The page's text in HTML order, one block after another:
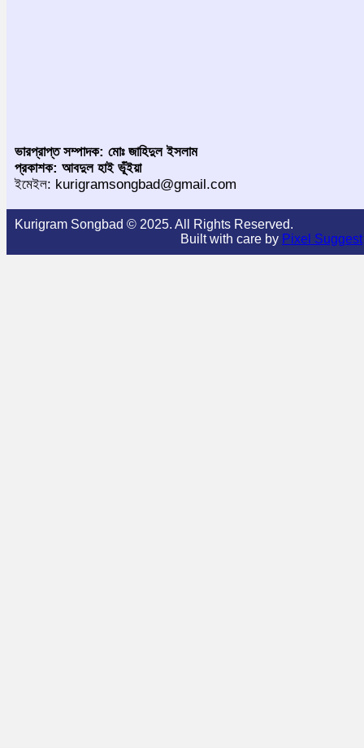
ভারপ্রাপ্ত সম্পাদক: মোঃ জাহিদুল ইসলাম
প্রকাশক: আবদুল হাই ভূঁইয়া
ইমেইল: kurigramsongbad@gmail.com
Kurigram Songbad © 2025. All Rights Reserved.
Built with care by Pixel Suggest